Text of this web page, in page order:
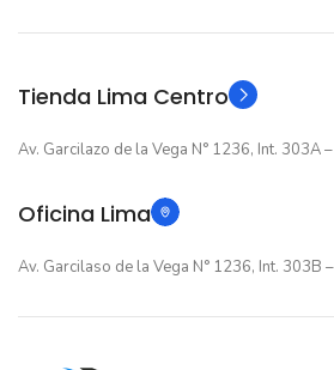
Tienda Lima Centro
Av. Garcilazo de la Vega N° 1236, Int. 303A
Oficina Lima
Av. Garcilaso de la Vega N° 1236, Int. 303B